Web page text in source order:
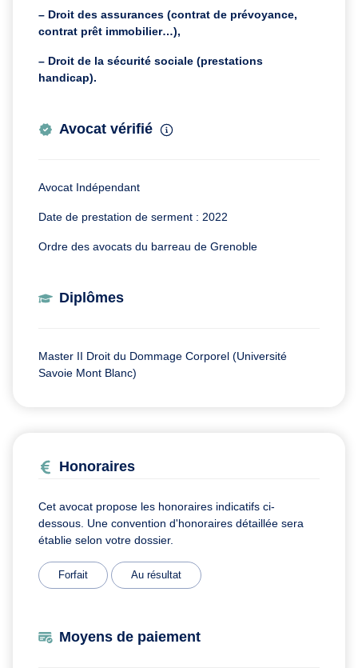
– Droit des assurances (contrat de prévoyance,
contrat prêt immobilier…),
– Droit de la sécurité sociale (prestations
handicap).
Avocat vérifié
Avocat Indépendant
Date de prestation de serment : 2022
Ordre des avocats du barreau de Grenoble
Diplômes
Master II Droit du Dommage Corporel (Université
Savoie Mont Blanc)
Honoraires
Cet avocat propose les honoraires indicatifs ci-
dessous. Une convention d'honoraires détaillée sera
établie selon votre dossier.
Forfait Au résultat
Moyens de paiement